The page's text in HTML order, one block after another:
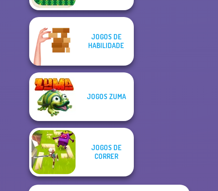
JOGOS DE
HABILIDADE
JOGOS ZUMA
JOGOS DE
CORRER